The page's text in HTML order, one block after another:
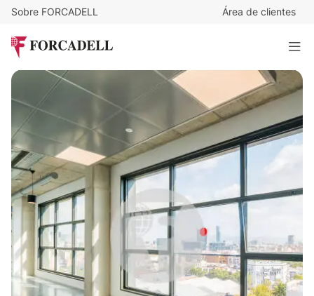
Sobre FORCADELL Área de clientes
SMILE CAMPUS LLULL
625 m²